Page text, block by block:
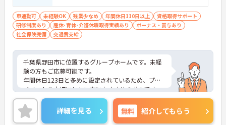
車通勤可 未経験OK 残業少なめ 年間休日110日以上
資格取得サポート
研修制度あり
産休･育休･介護休暇取得実績あり
ボーナス・賞与あり
社会保険完備
交通費支給
千葉県野田市に位置するグループホームです。未経
験の方もご応募可能です。
年間休日123日と多めに設定されているため、プラ
イベートを大切にしたい方におすすめの求人です。
昇給や賞与制度があり頑張りが評価されてしっかり
と職員に還元されます。
ご興味のある方には、面接対策ポイントなど、さら
詳細を見る 無料 紹介してもらう